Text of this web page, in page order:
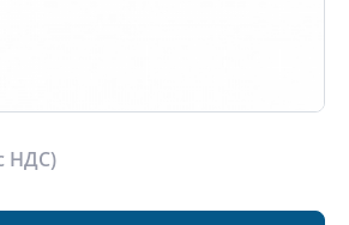
НДС)